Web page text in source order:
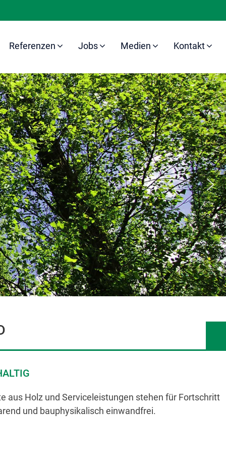
Referenzen Jobs Medien Kontakt
aus Holz und Serviceleistungen stehen für Fortschritt
und bauphysikalisch einwandfrei.